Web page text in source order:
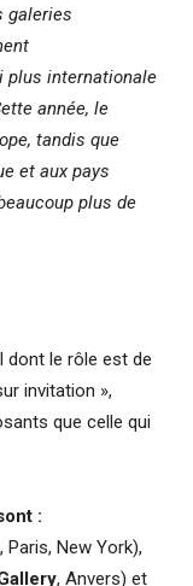
galeries
plus internationale
année, le
tandis que
et aux pays
plus de
dont le rôle est de
invitation »,
que celle qui
:
., Paris, New York),
, Anvers) et